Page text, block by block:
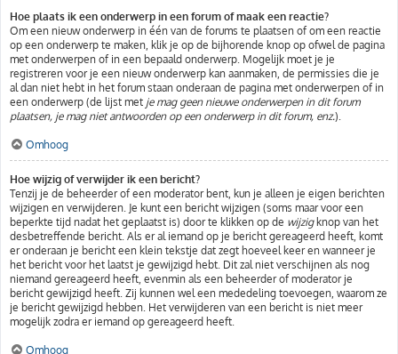
Hoe plaats ik een onderwerp in een forum of maak een reactie?
Om een nieuw onderwerp in één van de forums te plaatsen of om een reactie
op een onderwerp te maken, klik je op de bijhorende knop op ofwel de pagina
met onderwerpen of in een bepaald onderwerp. Mogelijk moet je je
registreren voor je een nieuw onderwerp kan aanmaken, de permissies die je
al dan niet hebt in het forum staan onderaan de pagina met onderwerpen of in
een onderwerp (de lijst met je mag geen nieuwe onderwerpen in dit forum
plaatsen, je mag niet antwoorden op een onderwerp in dit forum, enz.).
Omhoog
Hoe wijzig of verwijder ik een bericht?
Tenzij je de beheerder of een moderator bent, kun je alleen je eigen berichten
wijzigen en verwijderen. Je kunt een bericht wijzigen (soms maar voor een
beperkte tijd nadat het geplaatst is) door te klikken op de wijzigknop van het
desbetreffende bericht. Als er al iemand op je bericht gereageerd heeft, komt
er onderaan je bericht een klein tekstje dat zegt hoeveel keer en wanneer je
het bericht voor het laatst je gewijzigd hebt. Dit zal niet verschijnen als nog
niemand gereageerd heeft, evenmin als een beheerder of moderator je
bericht gewijzigd heeft. Zij kunnen wel een mededeling toevoegen, waarom ze
je bericht gewijzigd hebben. Het verwijderen van een bericht is niet meer
mogelijk zodra er iemand op gereageerd heeft.
Omhoog